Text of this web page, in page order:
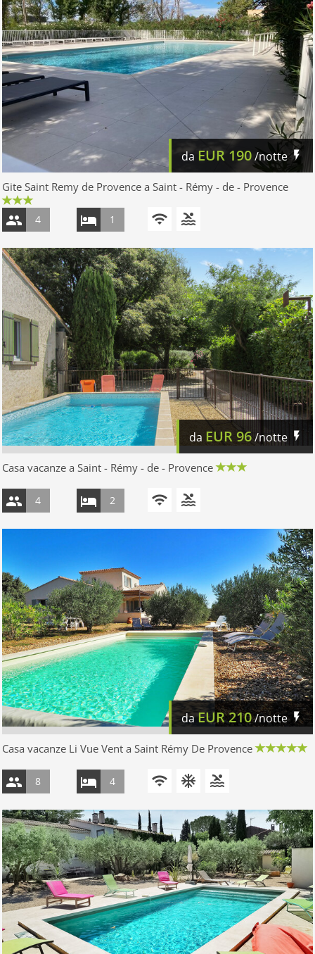
da EUR 190/notte
Gite Saint Remy de Provence a Saint - Rémy - de - Provence
4 1
da EUR96/notte
Casa vacanze a Saint - Rémy - de - Provence
4 2
daEUR210/notte
Casa vacanze Li Vue Vent a Saint Rémy De Provence
8 4